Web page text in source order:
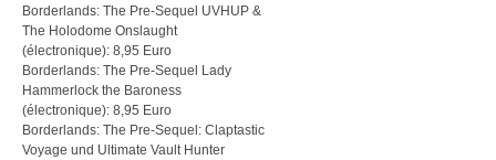
Borderlands: The Pre-Sequel UVHUP &
The Holodome Onslaught
(électronique): 8,95 Euro
Borderlands: The Pre-Sequel Lady
Hammerlock the Baroness
(électronique): 8,95 Euro
Borderlands: The Pre-Sequel: Claptastic
Voyage und Ultimate Vault Hunter